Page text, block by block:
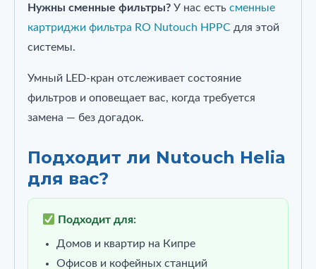
Нужны сменные фильтры? У нас есть сменные
картриджи фильтра RO Nutouch HPPC для этой
системы.
Умный LED‑кран отслеживает состояние
фильтров и оповещает вас, когда требуется
замена — без догадок.
Подходит ли Nutouch Helia
для вас?
Подходит для:
Домов и квартир на Кипре
Офисов и кофейных станций